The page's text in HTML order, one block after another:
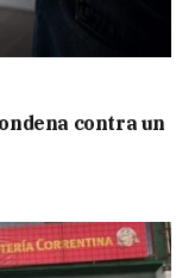
contra un